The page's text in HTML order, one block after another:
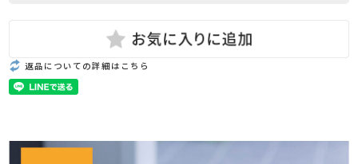
返品についての詳細はこちら